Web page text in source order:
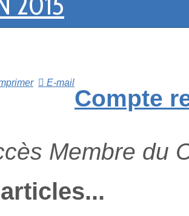
E-mail
Compte
Membre du